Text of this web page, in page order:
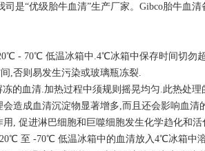
是“优级胎牛血清”生产厂家。Gibco胎牛血
- 70℃ 低温冰箱中.4℃冰箱中保存时间切勿
,否则易发生污染或玻璃瓶冻裂.
的血清.加热过程中须规则摇晃均匀.此热处
造成血清沉淀物显著增多,而且还会影响血
, 促进淋巴细胞和巨噬细胞发生化学趋化和活
至 -70℃ 低温冰箱中的血清放入4℃冰箱中